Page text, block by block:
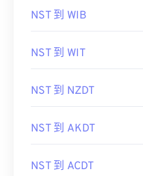
NST 到 WIB
NST 到 WIT
NST 到 NZDT
NST 到 AKDT
NST 到 ACDT